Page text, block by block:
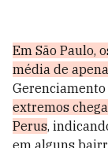
Em São Paulo,
média de
Gerenciamento
extremos
Perus,
em alguns